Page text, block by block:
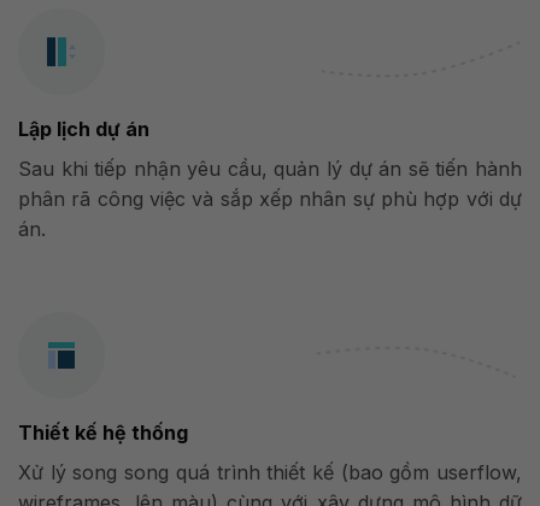
Lập lịch dự án
Sau khi tiếp nhận yêu cầu, quản lý dự án sẽ tiến hành
phân rã công việc và sắp xếp nhân sự phù hợp với dự
án.
Thiết kế hệ thống
Xử lý song song quá trình thiết kế (bao gồm userflow,